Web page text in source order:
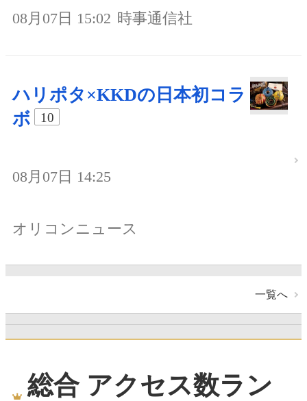
08月07日 15:02 時事通信社
ハリポタ×KKDの日本初コラ
ボ
10
08月07日 14:25
オリコンニュース
一覧へ
総合 アクセス数ラン